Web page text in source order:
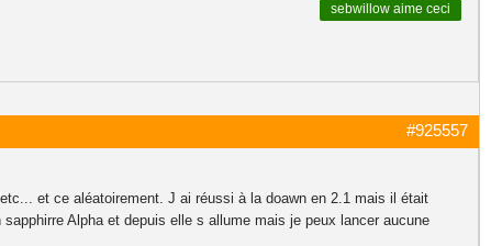
sebwillow aime ceci
#925557
et ce aléatoirement. J ai réussi à la doawn en 2.1 mais il était
Alpha et depuis elle s allume mais je peux lancer aucune